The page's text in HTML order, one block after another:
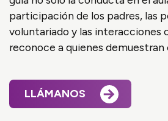
participación de los padres, las
voluntariado y las interacciones
reconoce a quienes demuestran
LLÁMANOS